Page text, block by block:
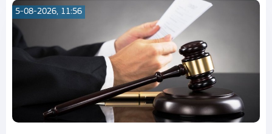
5-08-2026, 11:56